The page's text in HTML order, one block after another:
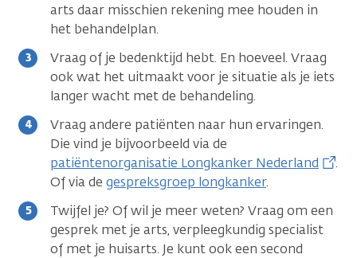
arts daar misschien rekening mee houden in
het behandelplan.
Vraag of je bedenktijd hebt. En hoeveel. Vraag
ook wat het uitmaakt voor je situatie als je iets
langer wacht met de behandeling.
Vraag andere patiënten naar hun ervaringen.
Die vind je bijvoorbeeld via de
patiëntenorganisatie Longkanker Nederland
.
Of via de gespreksgroep longkanker.
Twijfel je? Of wil je meer weten? Vraag om een
gesprek met je arts, verpleegkundig specialist
of met je huisarts. Je kunt ook een second